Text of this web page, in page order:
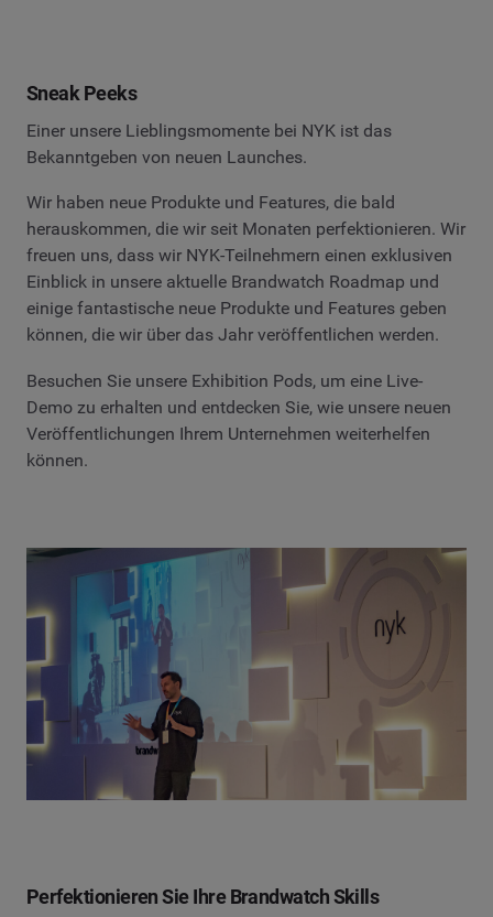
Sneak Peeks
Einer unsere Lieblingsmomente bei NYK ist das
Bekanntgeben von neuen Launches.
Wir haben neue Produkte und Features, die bald
herauskommen, die wir seit Monaten perfektionieren. Wir
freuen uns, dass wir NYK-Teilnehmern einen exklusiven
Einblick in unsere aktuelle Brandwatch Roadmap und
einige fantastische neue Produkte und Features geben
können, die wir über das Jahr veröffentlichen werden.
Besuchen Sie unsere Exhibition Pods, um eine Live-
Demo zu erhalten und entdecken Sie, wie unsere neuen
Veröffentlichungen Ihrem Unternehmen weiterhelfen
können.
Perfektionieren Sie Ihre Brandwatch Skills